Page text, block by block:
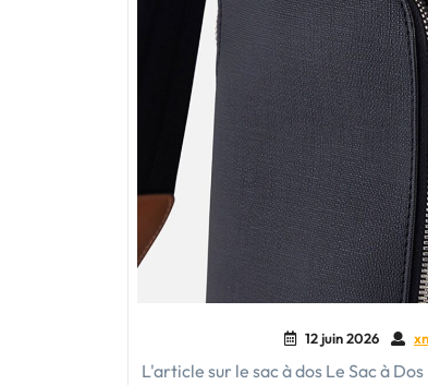
12 juin 2026
L'article sur le sac à dos Le Sac à